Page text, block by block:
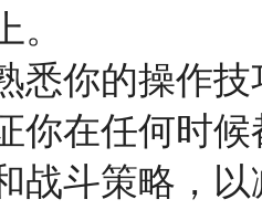
你的操作技
你在任何时
战斗策略，